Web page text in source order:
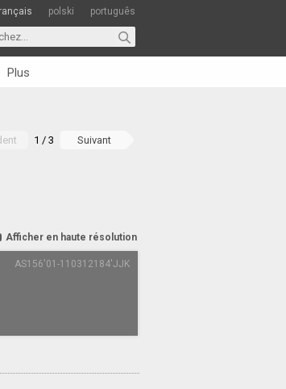
polski português
Plus
1 / 3 Suivant
Afficher en haute résolution
AS156'01-110312184'JJK